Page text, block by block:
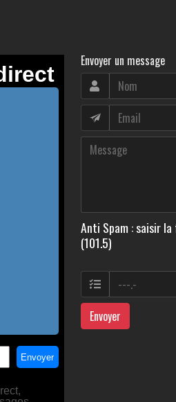
Envoyer un message
Anti Spam : saisir
(101.5)
Envoyer